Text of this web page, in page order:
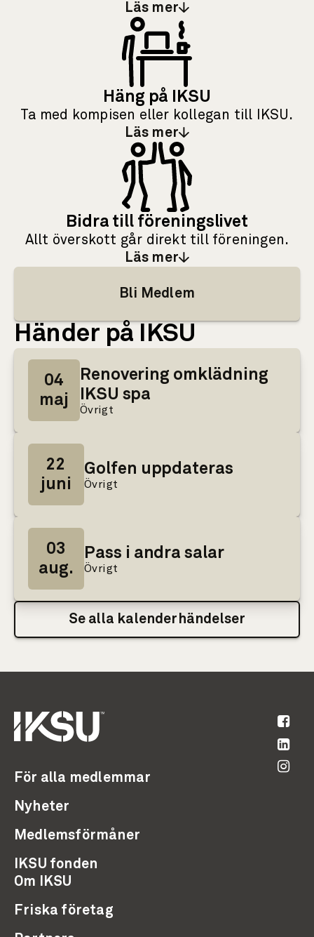
Läs mer
: Enastående pass
Häng på IKSU
Ta med kompisen eller kollegan till IKSU.
Läs mer
: Häng på IKSU
Bidra till föreningslivet
Allt överskott går direkt till föreningen.
Läs mer
: Bidra till föreningslivet
Bli Medlem
Händer på IKSU
04
maj
Renovering omklädning
IKSU spa
Övrigt
22
juni
Golfen uppdateras
Övrigt
03
aug.
Pass i andra salar
Övrigt
Se alla kalenderhändelser
För alla medlemmar
Nyheter
Medlemsförmåner
IKSU fonden
Om IKSU
Friska företag